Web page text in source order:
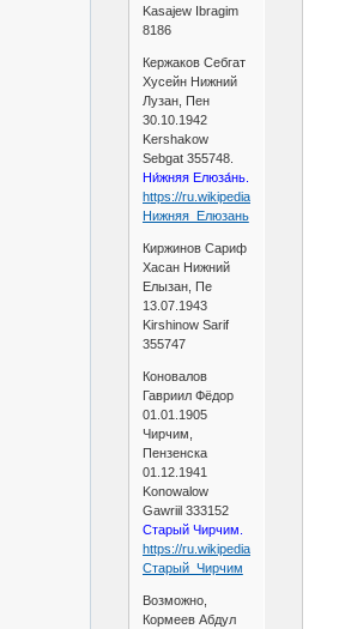
Kasajew Ibragim
8186
Кержаков Себгат
Хусейн Нижний
Лузан, Пен
30.10.1942
Kershakow
Sebgat 355748.
Ни́жняя Елюза́нь.
https://ru.wikipedia.org/wiki/
Нижняя_Елюзань
Киржинов Сариф
Хасан Нижний
Елызан, Пе
13.07.1943
Kirshinow Sarif
355747
Коновалов
Гавриил Фёдор
01.01.1905
Чирчим,
Пензенска
01.12.1941
Konowalow
Gawriil 333152
Старый Чирчим.
https://ru.wikipedia.org/wiki/
Старый_Чирчим
Возможно,
Кормеев Абдул